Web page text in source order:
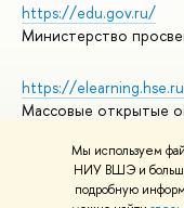
Мы используем
НИУ ВШЭ и
подробную
https://edu.gov.ru/
Министерство
https://
Массовые открытые
© НИУ ВШЭ 1993–2026